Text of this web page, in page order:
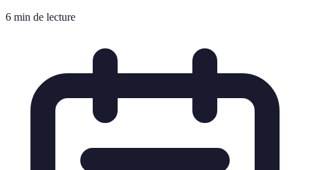
6 min de lecture